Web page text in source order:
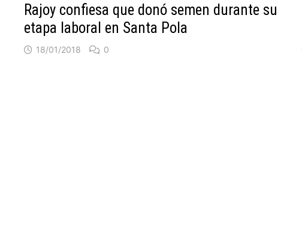
Rajoy confiesa que donó semen durante su
etapa laboral en Santa Pola
18/01/2018 0